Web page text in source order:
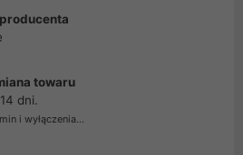
towaru
dni.
i wyłączenia...